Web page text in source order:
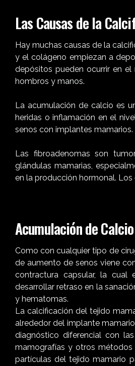
Las Causas de la
Hay muchas causas de la
y el colágeno empiezan a
depósitos pueden ocurrir en
hombros y manos.
La acumulación de calcio es
heridas o inflamación en el
senos con implantes mamarios.
Las fibroadenomas son
glándulas mamarias,
en la producción hormonal.
Acumulación de
Como con cualquier tipo de
de aumento de senos viene
contractura capsular, la
desarrollar retraso en la
y hematomas.
La calcificación del tejido
alrededor del implante
diagnóstico diferencial con
mamografías y otros métodos
partículas del tejido mamario